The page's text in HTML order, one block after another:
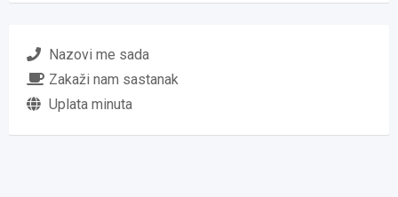
Nazovi me sada
Zakaži nam sastanak
Uplata minuta